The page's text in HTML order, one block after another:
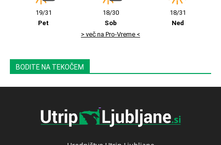
19/31
Pet
18/30
Sob
18/31
Ned
> več na Pro-Vreme <
BODITE NA TEKOČEM